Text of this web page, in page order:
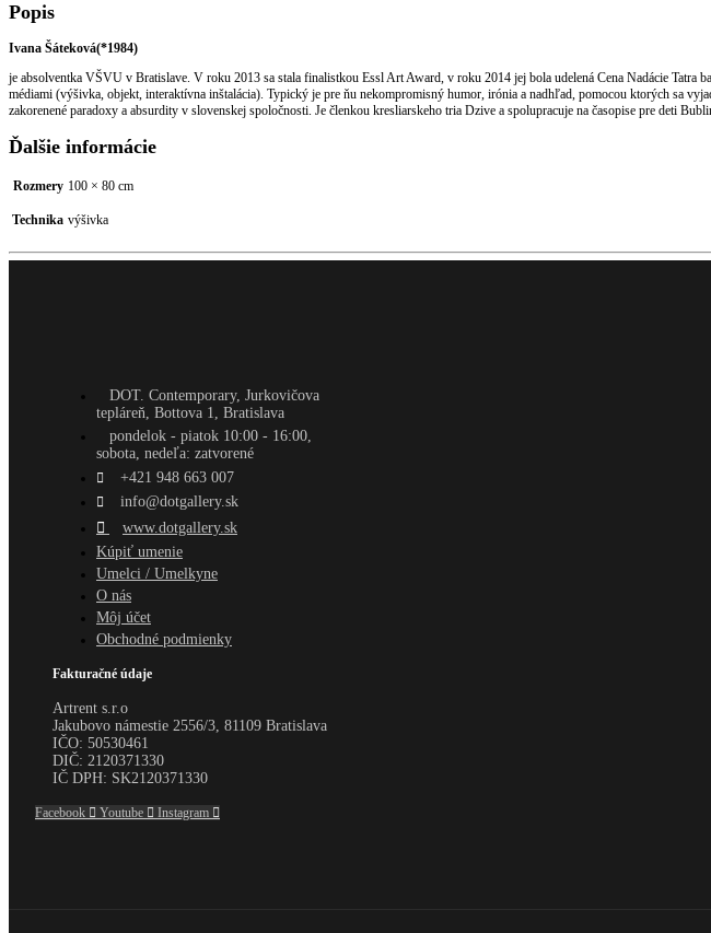
Popis
Ivana Šáteková(*1984)
je absolventka VŠVU v Bratislave. V roku 2013 sa stala finalistkou Essl Art Award, v roku 2014 jej bola udelená Cena Nadácie
médiami (výšivka, objekt, interaktívna inštalácia). Typický je pre ňu nekompromisný humor, irónia a nadhľad, pomocou ktorých sa
zakorenené paradoxy a absurdity v slovenskej spoločnosti. Je členkou kresliarskeho tria Dzive a spolupracuje na časopise pre deti
Ďalšie informácie
Rozmery 100 × 80 cm
Technika výšivka
DOT. Contemporary, Jurkovičova
tepláreň, Bottova 1, Bratislava
pondelok - piatok 10:00 - 16:00,
sobota, nedeľa: zatvorené
+421 948 663 007
info@dotgallery.sk
www.dotgallery.sk
Kúpiť umenie
Umelci / Umelkyne
O nás
Môj účet
Obchodné podmienky
Fakturačné údaje
Artrent s.r.o
Jakubovo námestie 2556/3, 81109 Bratislava
IČO: 50530461
DIČ: 2120371330
IČ DPH: SK2120371330
Facebook Youtube Instagram